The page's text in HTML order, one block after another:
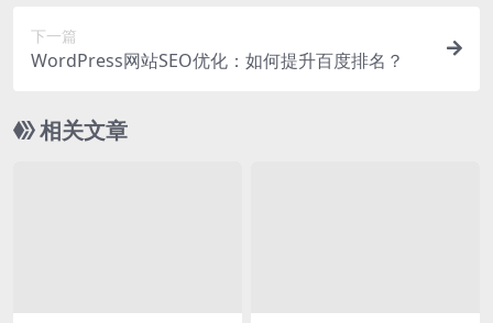
下一篇
WordPress网站SEO优化：如何提升百度排名？
相关文章